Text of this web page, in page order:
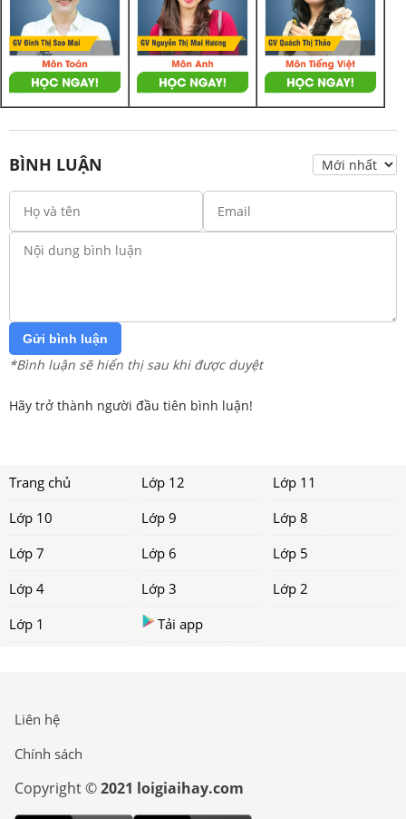
BÌNH LUẬN
Gửi bình luận
*Bình luận sẽ hiển thị sau khi được duyệt
Hãy trở thành người đầu tiên bình luận!
Trang chủ Lớp 12
Lớp 11
Lớp 10
Lớp 9
Lớp 8
Lớp 7
Lớp 6
Lớp 5
Lớp 4
Lớp 3
Lớp 2
Lớp 1
Tải app
Liên hệ
Chính sách
Copyright ©2021 loigiaihay.com